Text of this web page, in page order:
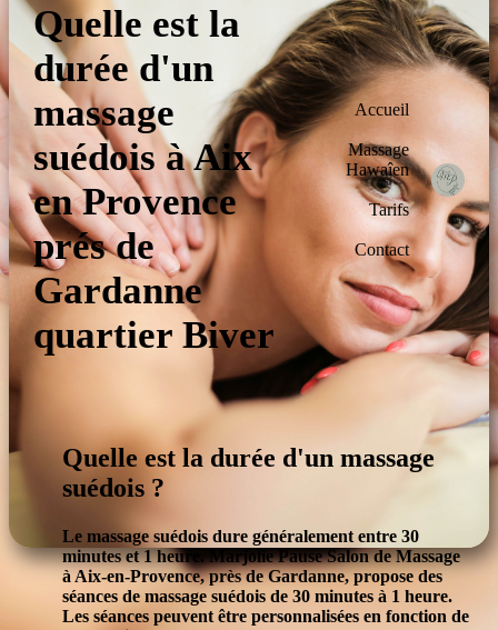
Quelle est la
durée d'un
massage
suédois à Aix
en Provence
prés de
Gardanne
quartier Biver
Accueil
Massage
Hawaîen
Tarifs
Contact
Quelle est la durée d'un massage
suédois ?
Le massage suédois dure généralement entre 30
minutes et 1 heure. Marjolie Pause Salon de Massage
à Aix-en-Provence, près de Gardanne, propose des
séances de massage suédois de 30 minutes à 1 heure.
Les séances peuvent être personnalisées en fonction de